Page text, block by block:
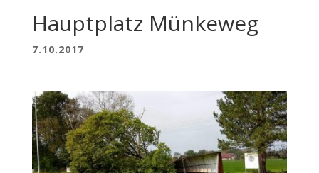
Hauptplatz Münkeweg
7.10.2017